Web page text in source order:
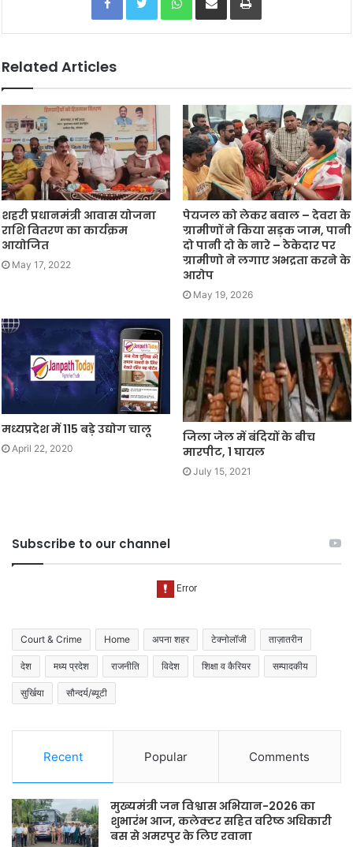
Related Articles
शहरी प्रधानमंत्री आवास योजना
राशि वितरण का कार्यक्रम
आयोजित
May 17, 2022
पेयजल को लेकर बवाल – देवरा के
ग्रामीणों ने किया सड़क जाम, पानी
दो पानी दो के नारे – ठेकेदार पर
ग्रामीणो ने लगाए अभद्रता करने के
आरोप
May 19, 2026
मध्यप्रदेश में 115 बड़े उद्योग चालू
April 22, 2020
जिला जेल में बंदियों के बीच
मारपीट, 1 घायल
July 15, 2021
Subscribe to our channel
Court & Crime Home अपना शहर टेक्नोलॉजी ताज़ातरीन
देश मध्य प्रदेश राजनीति विदेश शिक्षा व कैरियर सम्पादकीय
सुर्खिया सौन्दर्य/ब्यूटी
Recent Popular Comments
मुख्यमंत्री जन विश्वास अभियान-2026 का
शुभारंभ आज, कलेक्टर सहित वरिष्ठ अधिकारी
बस से अमरपुर के लिए रवाना